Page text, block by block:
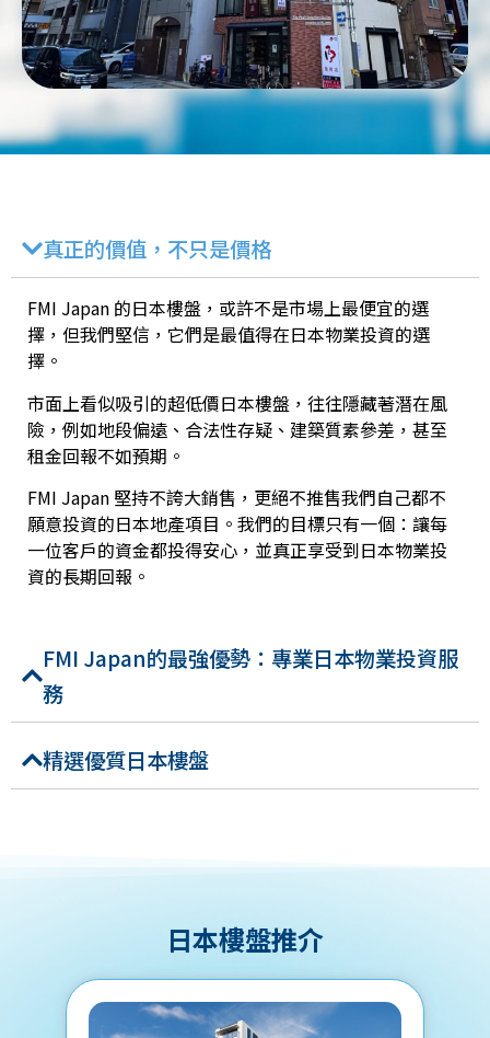
真正的價值，不只是價格
FMI Japan 的日本樓盤，或許不是市場上最便宜的選
擇，但我們堅信，它們是最值得在日本物業投資的選
擇。
市面上看似吸引的超低價日本樓盤，往往隱藏著潛在風
險，例如地段偏遠、合法性存疑、建築質素參差，甚至
租金回報不如預期。
FMI Japan 堅持不誇大銷售，更絕不推售我們自己都不
願意投資的日本地產項目。我們的目標只有一個：讓每
一位客戶的資金都投得安心，並真正享受到日本物業投
資的長期回報。
FMI Japan的最強優勢：專業日本物業投資服
務
精選優質日本樓盤
日本樓盤推介